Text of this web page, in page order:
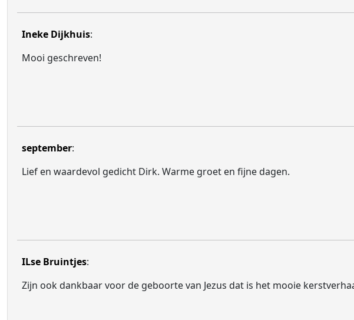
Ineke Dijkhuis:
Mooi geschreven!
september:
Lief en waardevol gedicht Dirk. Warme groet en fijne dagen.
ILse Bruintjes:
Zijn ook dankbaar voor de geboorte van Jezus dat is het mooie